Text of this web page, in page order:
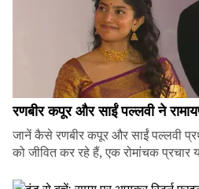
रणबीर कपूर और साईं पल्लवी ने
जानें कैसे रणबीर कपूर और साईं पल्लवी
को जीवित कर रहे हैं, एक रोमांचक प्रचार